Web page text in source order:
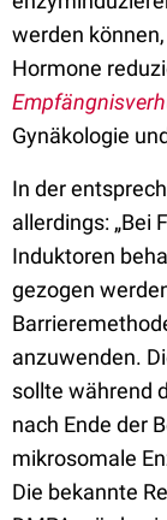
werden
Hormone
Gynäkologie
In der
allerdings: „Bei
Induktoren
gezogen
anzuwenden.
sollte während
nach Ende der
mikrosomale
Die bekannte